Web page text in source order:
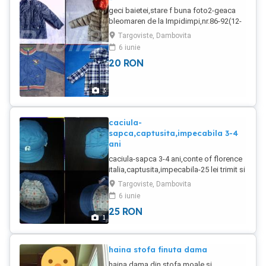
3
geci baietei,stare f buna foto2-geaca
bleomaren de la Impidimpi,nr.86-92(12-
24 luni),lungime 41 cm,maneca 34 cm-
25 lei foto 3-geaca maro de la
Zara,nr.98(2-3 ani)lungime 40
cm,maneca 34 cm-30 lei (foto 1-cele
trimit si prin posta
Targoviste, Dambovita
6 iunie
20 RON
1
caciula-
sapca,captusita,impecabila 3-4
ani
caciula-sapca 3-4 ani,conte of florence
italia,captusita,impecabila-25 lei trimit si
prin posta
Targoviste, Dambovita
6 iunie
25 RON
haina stofa finuta dama